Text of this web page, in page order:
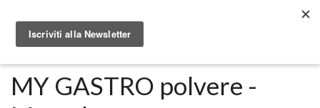
MY GASTRO polvere -